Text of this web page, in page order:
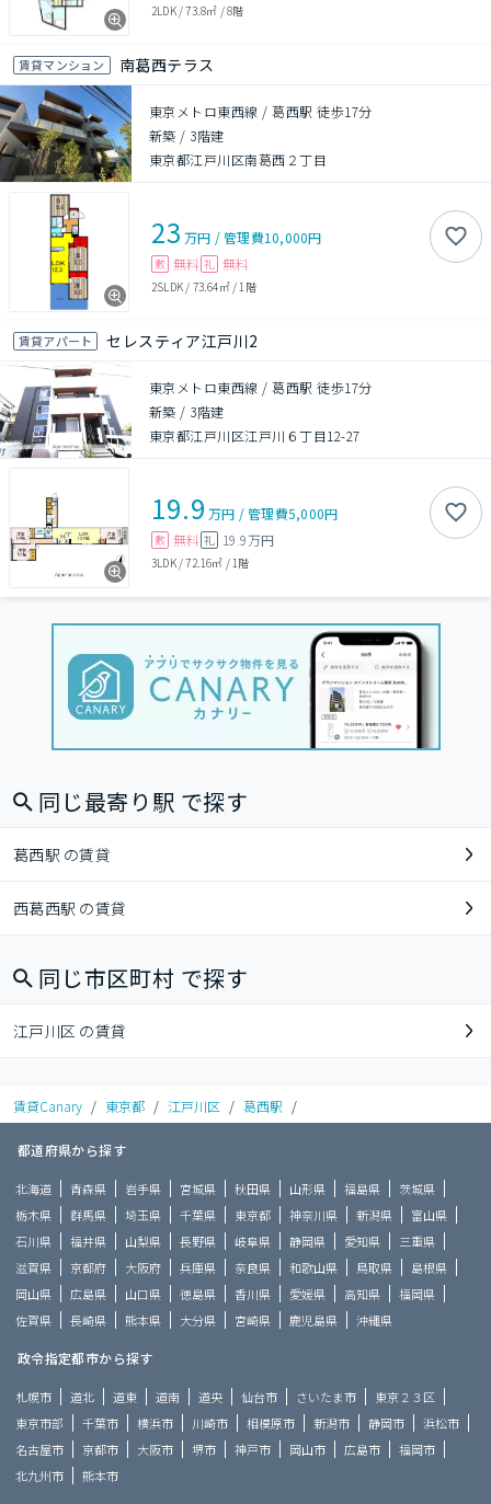
2LDK/73.8㎡ /8階
賃貸マンション 南葛西テラス
東京メトロ東西線 / 葛西駅 徒歩17分
新築 / 3階建
東京都江戸川区南葛西２丁目
23 万円 /管理費10,000円
敷 無料 礼 無料
2SLDK / 73.64㎡/ 1階
賃貸アパート セレスティア江戸川2
東京メトロ東西線 / 葛西駅 徒歩17分
新築 / 3階建
東京都江戸川区江戸川６丁目12-27
19.9 万円 /管理費5,000円
敷 無料 礼 19.9万円
3LDK/72.16㎡ / 1階
同じ最寄り駅 で探す
葛西駅 の賃貸
西葛西駅 の賃貸
同じ市区町村 で探す
江戸川区 の賃貸
賃貸Canary / 東京都 / 江戸川区 / 葛西駅 /
都道府県から探す
北海道 青森県 岩手県 宮城県 秋田県 山形県 福島県
茨城県
栃木県
群馬県 埼玉県 千葉県 東京都 神奈川県 新潟県
富山県
石川県
福井県 山梨県 長野県 岐阜県 静岡県 愛知県
三重県
滋賀県
京都府 大阪府 兵庫県 奈良県 和歌山県 鳥取県
島根県
岡山県
広島県 山口県 徳島県 香川県 愛媛県 高知県
福岡県
佐賀県
長崎県 熊本県 大分県 宮崎県 鹿児島県 沖縄県
政令指定都市から探す
札幌市 道北 道東 道南 道央 仙台市 さいたま市
東京２３区
東京市部
千葉市 横浜市 川崎市 相模原市 新潟市 静岡市
浜松市
名古屋市
京都市 大阪市 堺市 神戸市 岡山市 広島市
福岡市
北九州市
熊本市